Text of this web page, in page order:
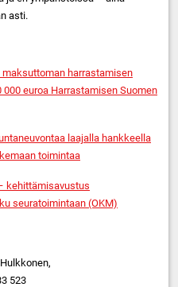
asti.
harrastamisen
euroa Harrastamisen Suomen
laajalla hankkeella
toimintaa
kehittämisavustus
seuratoimintaan (OKM)
523